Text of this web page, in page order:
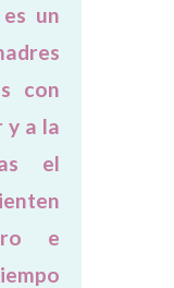
un
con
y a la
el
e